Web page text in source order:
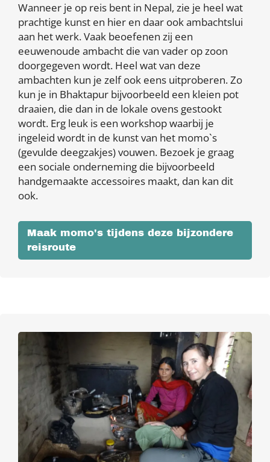
Wanneer je op reis bent in Nepal, zie je heel wat
prachtige kunst en hier en daar ook ambachtslui
aan het werk. Vaak beoefenen zij een
eeuwenoude ambacht die van vader op zoon
doorgegeven wordt. Heel wat van deze
ambachten kun je zelf ook eens uitproberen. Zo
kun je in Bhaktapur bijvoorbeeld een kleien pot
draaien, die dan in de lokale ovens gestookt
wordt. Erg leuk is een workshop waarbij je
ingeleid wordt in de kunst van het momo`s
(gevulde deegzakjes) vouwen. Bezoek je graag
een sociale onderneming die bijvoorbeeld
handgemaakte accessoires maakt, dan kan dit
ook.
Maak momo's tijdens deze bijzondere
reisroute